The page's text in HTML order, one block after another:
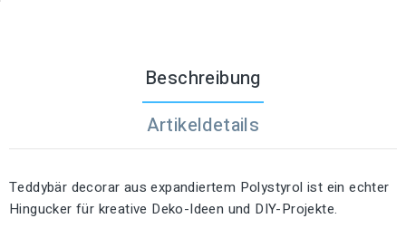
Beschreibung
Artikeldetails
Teddybär decorar aus expandiertem Polystyrol ist ein echter
Hingucker für kreative Deko-Ideen und DIY-Projekte.